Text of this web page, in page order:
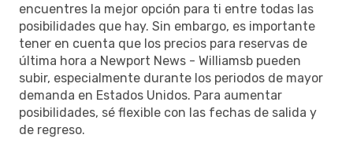
encuentres la mejor opción para ti entre todas las
posibilidades que hay. Sin embargo, es importante
tener en cuenta que los precios para reservas de
última hora a Newport News - Williamsb pueden
subir, especialmente durante los periodos de mayor
demanda en Estados Unidos. Para aumentar
posibilidades, sé flexible con las fechas de salida y
de regreso.